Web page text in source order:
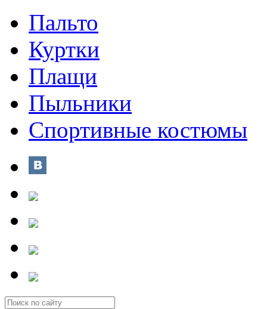
Пальто
Куртки
Плащи
Пыльники
Спортивные костюмы